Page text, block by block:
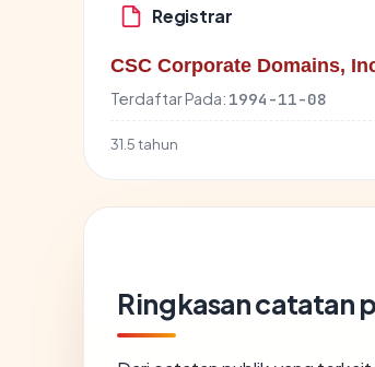
Registrar
CSC Corporate Domains,
Terdaftar Pada: 1994-11-08
31.5 tahun
Ringkasan catatan